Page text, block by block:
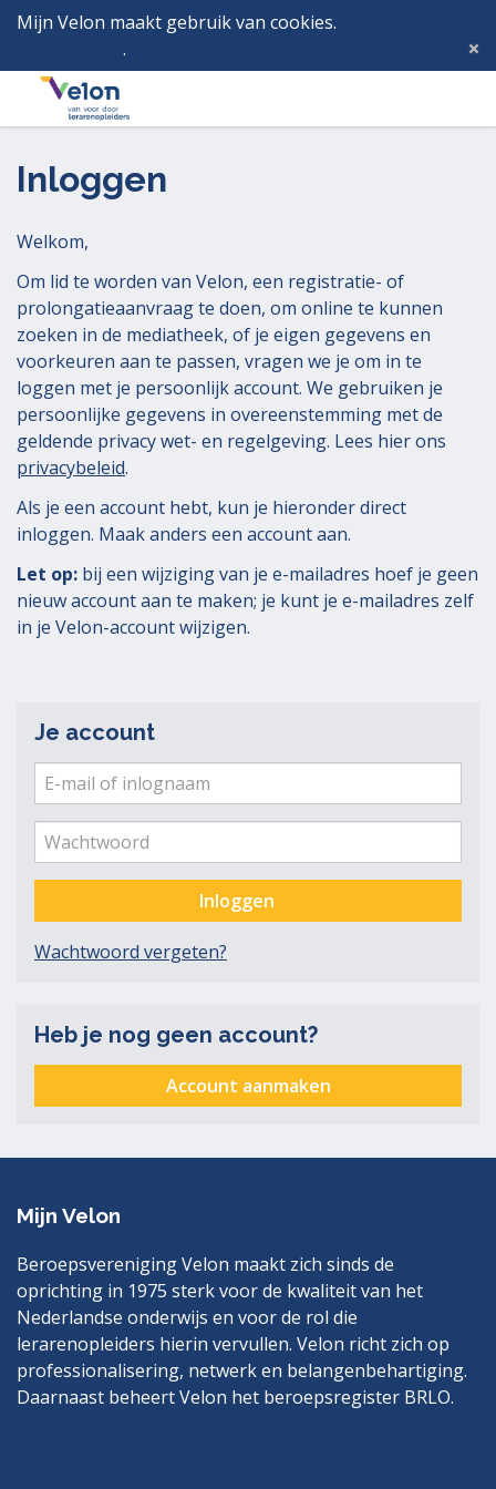
Mijn Velon maakt gebruik van cookies.
.
Menu
Inloggen
Welkom,
Om lid te worden van Velon, een registratie- of
prolongatieaanvraag te doen, om online te kunnen
zoeken in de mediatheek, of je eigen gegevens en
voorkeuren aan te passen, vragen we je om in te
loggen met je persoonlijk account. We gebruiken je
persoonlijke gegevens in overeenstemming met de
geldende privacy wet- en regelgeving. Lees hier ons
privacybeleid.
Als je een account hebt, kun je hieronder direct
inloggen. Maak anders een account aan.
Let op: bij een wijziging van je e-mailadres hoef je geen
nieuw account aan te maken; je kunt je e-mailadres zelf
in je Velon-account wijzigen.
Je account
E-
mail
of
inlognaam
Wachtwoord
Inloggen
Wachtwoord vergeten?
Heb je nog geen account?
Account aanmaken
Mijn Velon
Beroepsvereniging Velon maakt zich sinds de
oprichting in 1975 sterk voor de kwaliteit van het
Nederlandse onderwijs en voor de rol die
lerarenopleiders hierin vervullen. Velon richt zich op
professionalisering, netwerk en belangenbehartiging.
Daarnaast beheert Velon het beroepsregister BRLO.